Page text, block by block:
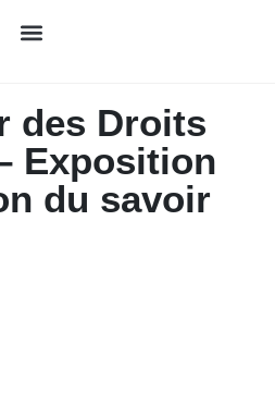
des Droits
Exposition
du savoir